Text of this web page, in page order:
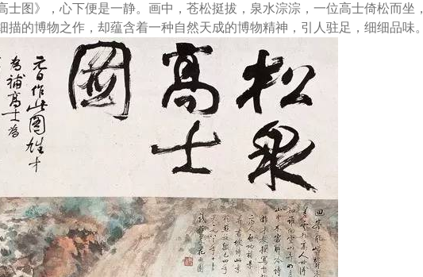
士图》，心下便是一静。画中，苍松挺拔，泉水淙淙，一位高士倚松而坐，
描的博物之作，却蕴含着一种自然天成的博物精神，引人驻足，细细品味。